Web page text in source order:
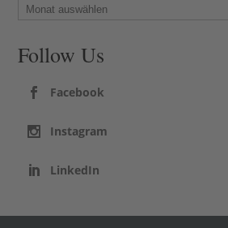
Follow Us
Facebook
Instagram
LinkedIn